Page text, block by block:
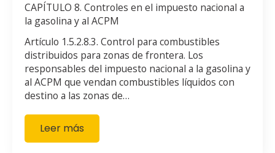
CAPÍTULO 8. Controles en el impuesto nacional a
la gasolina y al ACPM
Artículo 1.5.2.8.3. Control para combustibles
distribuidos para zonas de frontera. Los
responsables del impuesto nacional a la gasolina y
al ACPM que vendan combustibles líquidos con
destino a las zonas de…
Leer más